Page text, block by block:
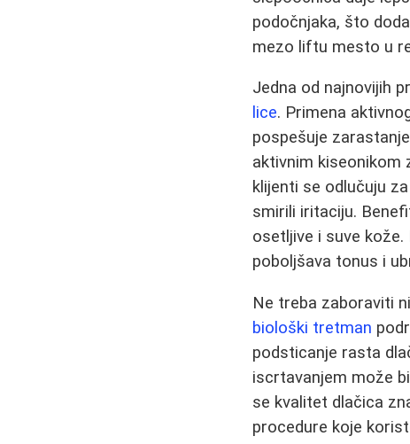
podočnjaka, što
mezo liftu mesto u
Jedna od najnovijih
lice. Primena
pospešuje
aktivnim kiseonikom
klijenti se odlučuju
smirili iritaciju.
osetljive i suve
poboljšava tonus i
Ne treba zaboraviti
biološki tretman
podsticanje rasta
iscrtavanjem može
se kvalitet dlačica
procedure koje